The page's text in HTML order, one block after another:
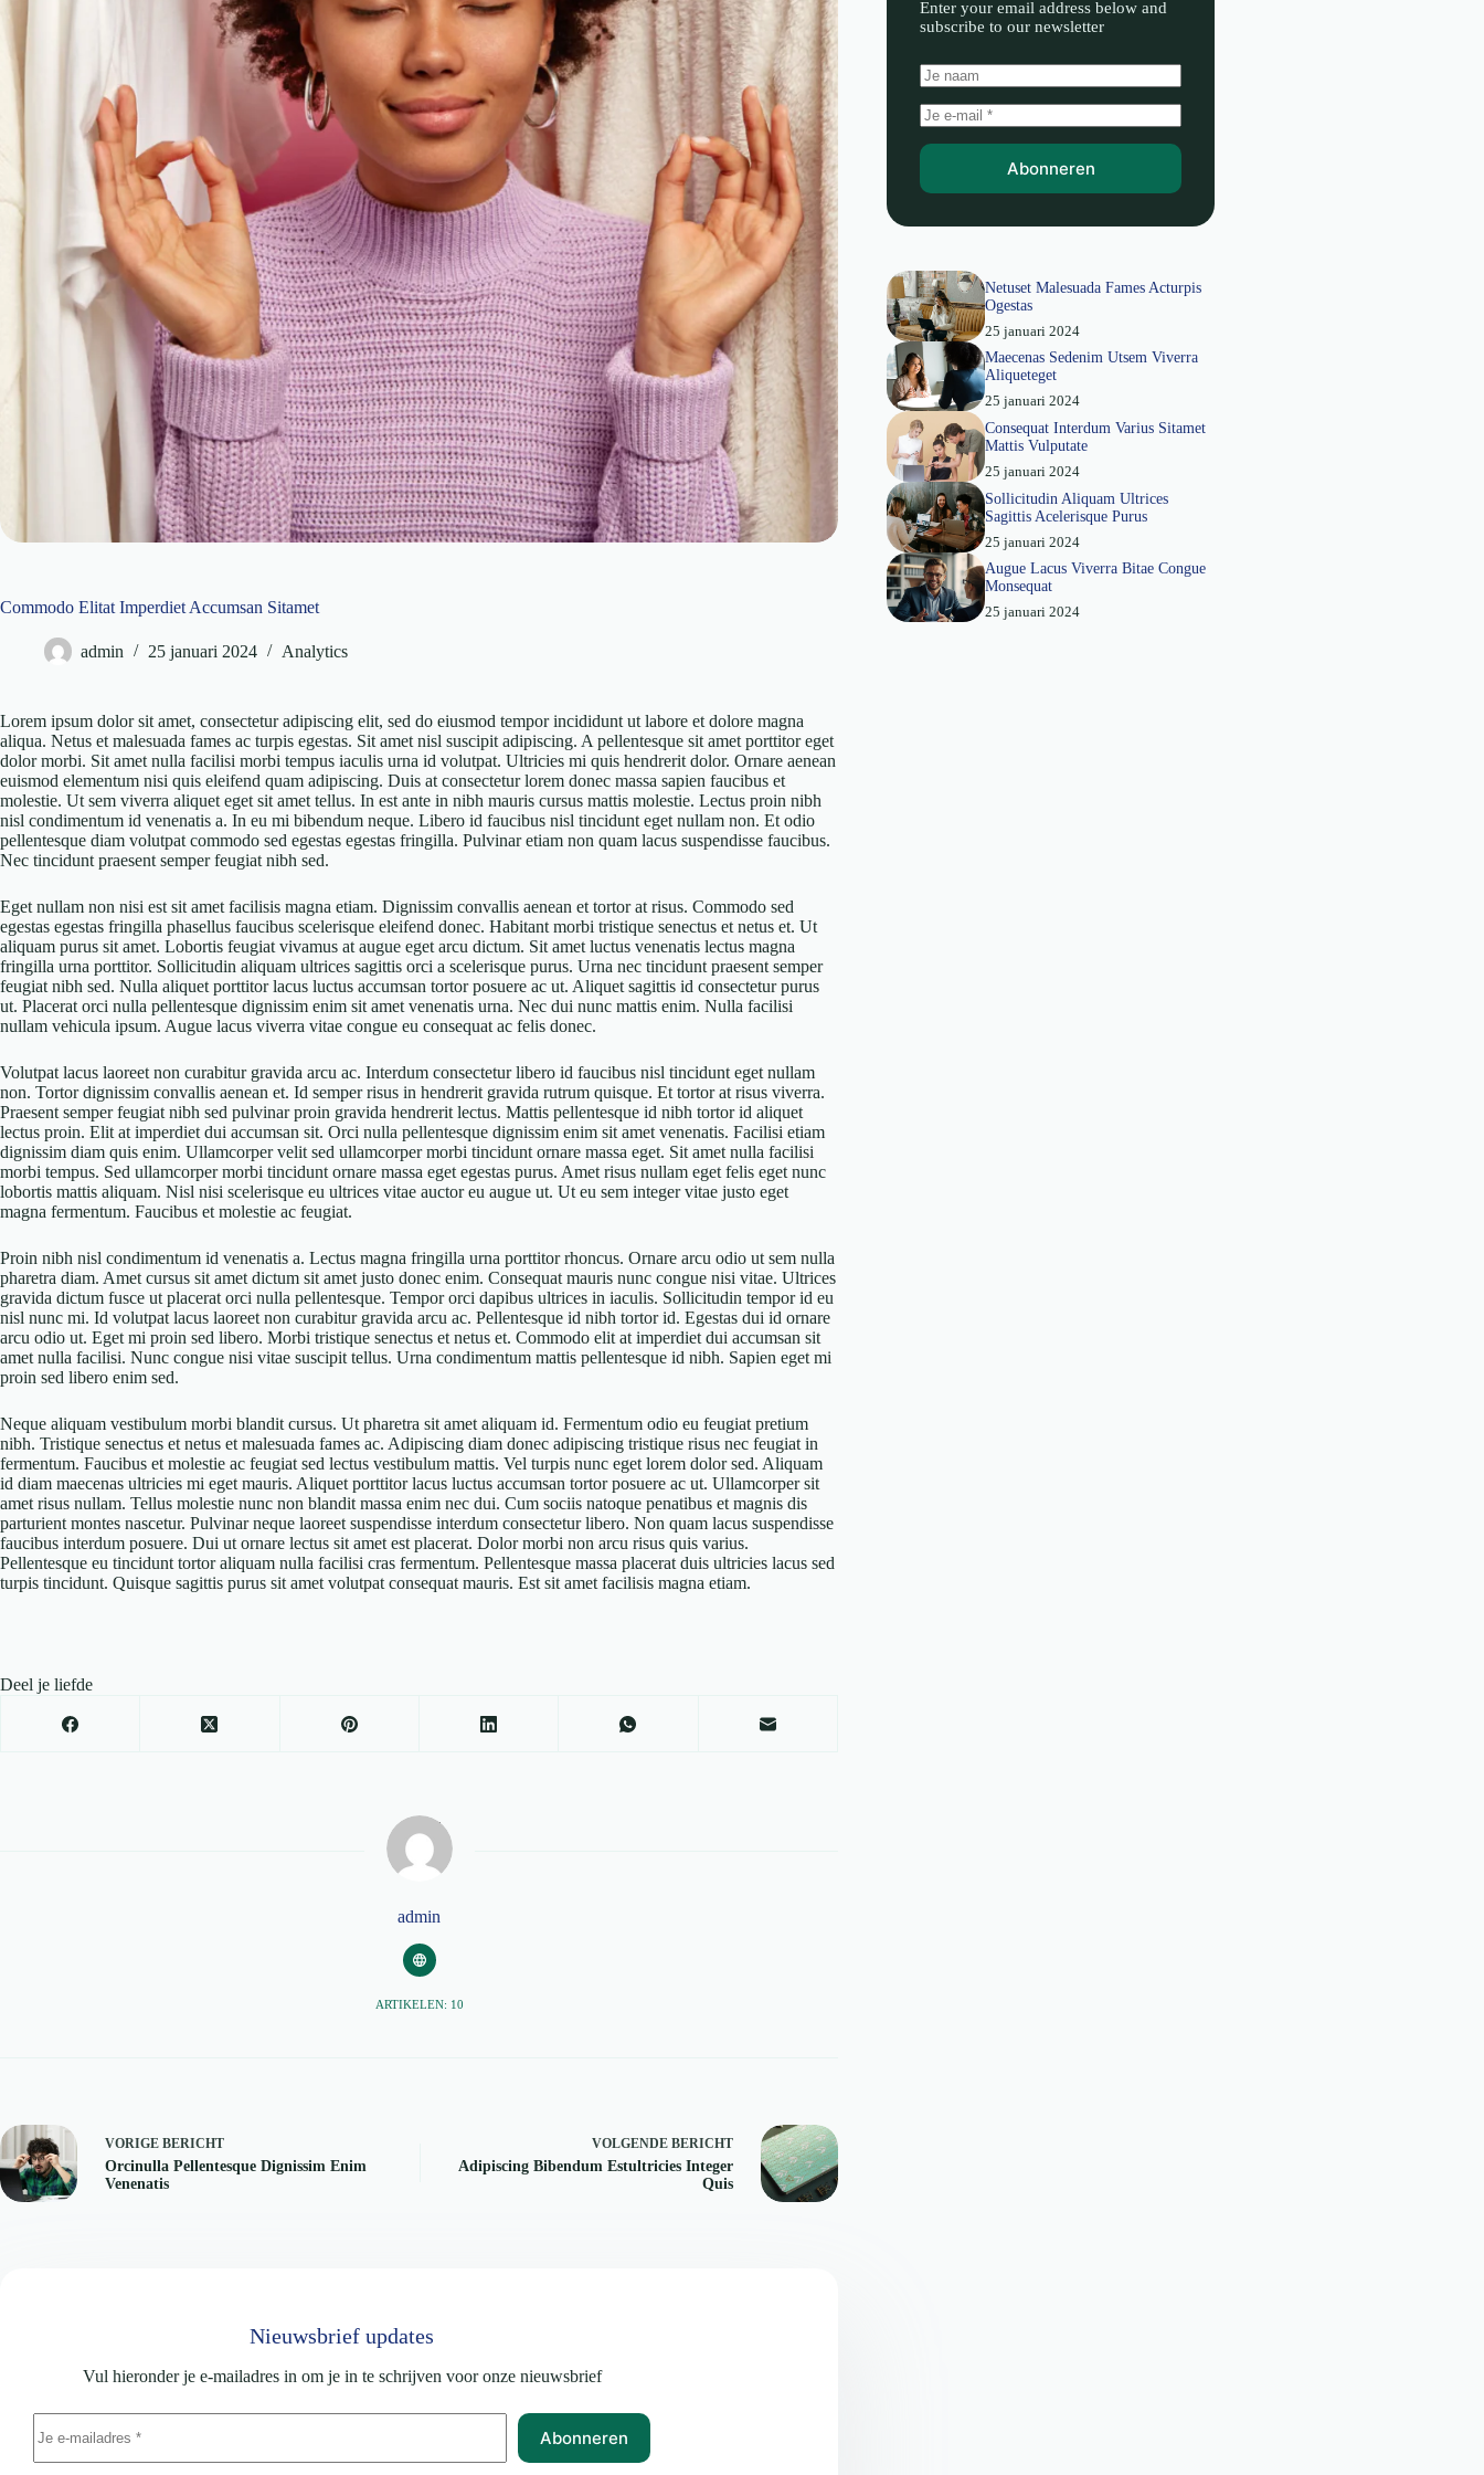
Commodo Elitat Imperdiet Accumsan Sitamet
admin 25 januari 2024 Analytics
Lorem ipsum dolor sit amet, consectetur adipiscing elit, sed do eiusmod tempor incididunt ut labore et dolore magna
aliqua. Netus et malesuada fames ac turpis egestas. Sit amet nisl suscipit adipiscing. A pellentesque sit amet porttitor eget
dolor morbi. Sit amet nulla facilisi morbi tempus iaculis urna id volutpat. Ultricies mi quis hendrerit dolor. Ornare aenean
euismod elementum nisi quis eleifend quam adipiscing. Duis at consectetur lorem donec massa sapien faucibus et
molestie. Ut sem viverra aliquet eget sit amet tellus. In est ante in nibh mauris cursus mattis molestie. Lectus proin nibh
nisl condimentum id venenatis a. In eu mi bibendum neque. Libero id faucibus nisl tincidunt eget nullam non. Et odio
pellentesque diam volutpat commodo sed egestas egestas fringilla. Pulvinar etiam non quam lacus suspendisse faucibus.
Nec tincidunt praesent semper feugiat nibh sed.
Eget nullam non nisi est sit amet facilisis magna etiam. Dignissim convallis aenean et tortor at risus. Commodo sed
egestas egestas fringilla phasellus faucibus scelerisque eleifend donec. Habitant morbi tristique senectus et netus et. Ut
aliquam purus sit amet. Lobortis feugiat vivamus at augue eget arcu dictum. Sit amet luctus venenatis lectus magna
fringilla urna porttitor. Sollicitudin aliquam ultrices sagittis orci a scelerisque purus. Urna nec tincidunt praesent semper
feugiat nibh sed. Nulla aliquet porttitor lacus luctus accumsan tortor posuere ac ut. Aliquet sagittis id consectetur purus
ut. Placerat orci nulla pellentesque dignissim enim sit amet venenatis urna. Nec dui nunc mattis enim. Nulla facilisi
nullam vehicula ipsum. Augue lacus viverra vitae congue eu consequat ac felis donec.
Volutpat lacus laoreet non curabitur gravida arcu ac. Interdum consectetur libero id faucibus nisl tincidunt eget nullam
non. Tortor dignissim convallis aenean et. Id semper risus in hendrerit gravida rutrum quisque. Et tortor at risus viverra.
Praesent semper feugiat nibh sed pulvinar proin gravida hendrerit lectus. Mattis pellentesque id nibh tortor id aliquet
lectus proin. Elit at imperdiet dui accumsan sit. Orci nulla pellentesque dignissim enim sit amet venenatis. Facilisi etiam
dignissim diam quis enim. Ullamcorper velit sed ullamcorper morbi tincidunt ornare massa eget. Sit amet nulla facilisi
morbi tempus. Sed ullamcorper morbi tincidunt ornare massa eget egestas purus. Amet risus nullam eget felis eget nunc
lobortis mattis aliquam. Nisl nisi scelerisque eu ultrices vitae auctor eu augue ut. Ut eu sem integer vitae justo eget
magna fermentum. Faucibus et molestie ac feugiat.
Proin nibh nisl condimentum id venenatis a. Lectus magna fringilla urna porttitor rhoncus. Ornare arcu odio ut sem nulla
pharetra diam. Amet cursus sit amet dictum sit amet justo donec enim. Consequat mauris nunc congue nisi vitae. Ultrices
gravida dictum fusce ut placerat orci nulla pellentesque. Tempor orci dapibus ultrices in iaculis. Sollicitudin tempor id eu
nisl nunc mi. Id volutpat lacus laoreet non curabitur gravida arcu ac. Pellentesque id nibh tortor id. Egestas dui id ornare
arcu odio ut. Eget mi proin sed libero. Morbi tristique senectus et netus et. Commodo elit at imperdiet dui accumsan sit
amet nulla facilisi. Nunc congue nisi vitae suscipit tellus. Urna condimentum mattis pellentesque id nibh. Sapien eget mi
proin sed libero enim sed.
Neque aliquam vestibulum morbi blandit cursus. Ut pharetra sit amet aliquam id. Fermentum odio eu feugiat pretium
nibh. Tristique senectus et netus et malesuada fames ac. Adipiscing diam donec adipiscing tristique risus nec feugiat in
fermentum. Faucibus et molestie ac feugiat sed lectus vestibulum mattis. Vel turpis nunc eget lorem dolor sed. Aliquam
id diam maecenas ultricies mi eget mauris. Aliquet porttitor lacus luctus accumsan tortor posuere ac ut. Ullamcorper sit
amet risus nullam. Tellus molestie nunc non blandit massa enim nec dui. Cum sociis natoque penatibus et magnis dis
parturient montes nascetur. Pulvinar neque laoreet suspendisse interdum consectetur libero. Non quam lacus suspendisse
faucibus interdum posuere. Dui ut ornare lectus sit amet est placerat. Dolor morbi non arcu risus quis varius.
Pellentesque eu tincidunt tortor aliquam nulla facilisi cras fermentum. Pellentesque massa placerat duis ultricies lacus sed
turpis tincidunt. Quisque sagittis purus sit amet volutpat consequat mauris. Est sit amet facilisis magna etiam.
Deel je liefde
admin
ARTIKELEN: 10
VORIGE BERICHT
Orcinulla Pellentesque Dignissim Enim
Venenatis
VOLGENDE BERICHT
Adipiscing Bibendum Estultricies Integer
Quis
Nieuwsbrief updates
Vul hieronder je e-mailadres in om je in te schrijven voor onze nieuwsbrief
Abonneren
Enter your email address below and
subscribe to our newsletter
Abonneren
Netuset Malesuada Fames Acturpis
Ogestas
25 januari 2024
Maecenas Sedenim Utsem Viverra
Aliqueteget
25 januari 2024
Consequat Interdum Varius Sitamet
Mattis Vulputate
25 januari 2024
Sollicitudin Aliquam Ultrices
Sagittis Acelerisque Purus
25 januari 2024
Augue Lacus Viverra Bitae Congue
Monsequat
25 januari 2024